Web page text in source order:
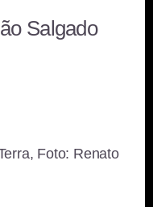
Salgado
Foto: Renato